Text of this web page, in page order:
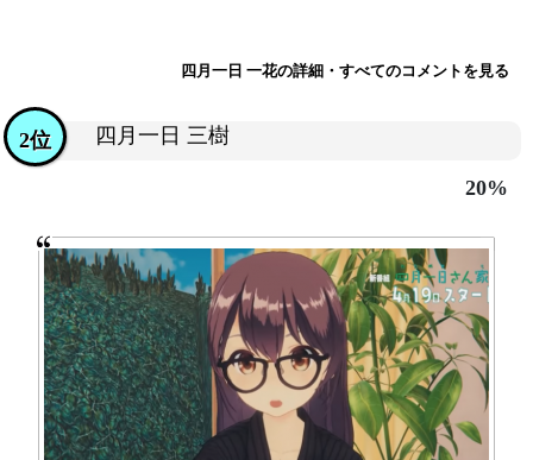
四月一日 一花の詳細・すべてのコメントを見る
四月一日 三樹
2位
20%